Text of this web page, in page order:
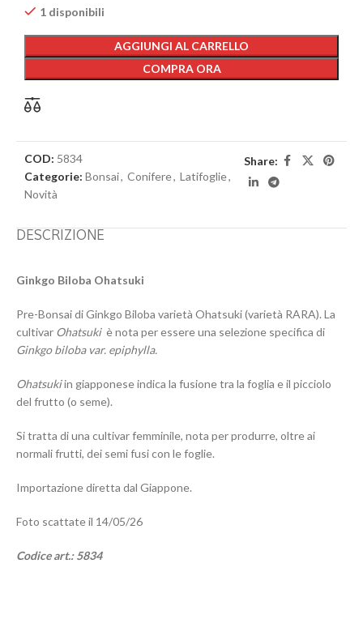
1 disponibili
AGGIUNGI AL CARRELLO
COMPRA ORA
COD: 5834
Categorie: Bonsai, Conifere, Latifoglie,
Novità
Share:
DESCRIZIONE
Ginkgo Biloba Ohatsuki
Pre-Bonsai di Ginkgo Biloba varietà Ohatsuki (varietà RARA). La
cultivar Ohatsuki è nota per essere una selezione specifica di
Ginkgo biloba var. epiphylla.
Ohatsukiin giapponese indica la fusione tra la foglia e il picciolo
del frutto (o seme).
Si tratta di una cultivar femminile, nota per produrre, oltre ai
normali frutti, dei semi fusi con le foglie.
Importazione diretta dal Giappone.
Foto scattate il 14/05/26
Codice art.: 5834